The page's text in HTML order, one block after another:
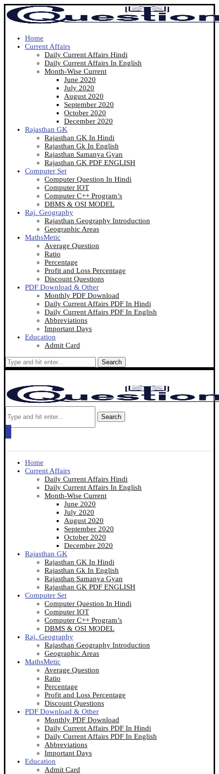
Home
Current Affairs
Daily Current Affairs Hindi
Daily Current Affairs In English
Month-Wise Current
June 2020
July 2020
August 2020
September 2020
October 2020
December 2020
Rajasthan GK
Rajasthan GK In Hindi
Rajasthan Gk In English
Rajasthan Samanya Gyan
Rajasthan GK PDF ENGLISH
Computer Set
Computer Question In Hindi
Computer IOT
Computer C++ Program’s
DBMS & OSI MODEL
Raj. Geography
Rajasthan Geography Introduction
Geographic Areas
MathsMetic
Average Question
Ratio
Percentage
Profit and Loss Percentage
Discount Questions
PDF Download & Other
Monthly PDF Download
Daily Current Affairs PDF In Hindi
Daily Current Affairs PDF In English
Abbreviations
Important Days
Education
Admit Card
Search
Search
Home
Current Affairs
Daily Current Affairs Hindi
Daily Current Affairs In English
Month-Wise Current
June 2020
July 2020
August 2020
September 2020
October 2020
December 2020
Rajasthan GK
Rajasthan GK In Hindi
Rajasthan Gk In English
Rajasthan Samanya Gyan
Rajasthan GK PDF ENGLISH
Computer Set
Computer Question In Hindi
Computer IOT
Computer C++ Program’s
DBMS & OSI MODEL
Raj. Geography
Rajasthan Geography Introduction
Geographic Areas
MathsMetic
Average Question
Ratio
Percentage
Profit and Loss Percentage
Discount Questions
PDF Download & Other
Monthly PDF Download
Daily Current Affairs PDF In Hindi
Daily Current Affairs PDF In English
Abbreviations
Important Days
Education
Admit Card